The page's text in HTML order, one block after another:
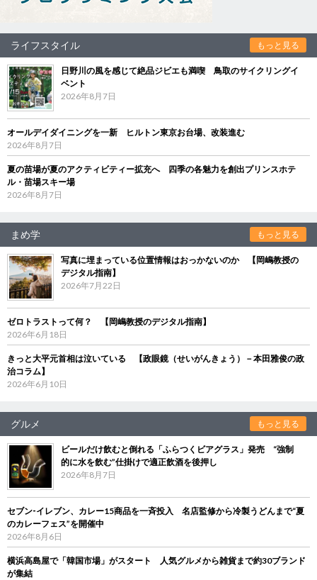
ライフスタイル もっと見る
日野川の風を感じて絶品ジビエも満喫 鳥取のサイクリングイ
ベント
2026年8月7日
オールデイダイニングを一新 ヒルトン東京お台場、改装進む
2026年8月7日
夏の苗場が夏のアクティビティー拡充へ 四季の各魅力を創出プリンスホテ
ル・苗場スキー場
2026年8月7日
まめ学 もっと見る
写真に埋まっている位置情報はおっかないのか 【岡嶋教授の
デジタル指南】
2026年7月22日
ゼロトラストって何？ 【岡嶋教授のデジタル指南】
2026年6月18日
きっと大平元首相は泣いている 【政眼鏡（せいがんきょう）－本田雅俊の政
治コラム】
2026年6月10日
グルメ もっと見る
ビールだけ飲むと倒れる「ふらつくビアグラス」発売 “強制
的に水を飲む”仕掛けで適正飲酒を後押し
2026年8月7日
セブン‐イレブン、カレー15商品を一斉投入 名店監修から冷製うどんまで“夏
のカレーフェス”を開催中
2026年8月6日
横浜高島屋で「韓国市場」がスタート 人気グルメから雑貨まで約30ブランド
が集結